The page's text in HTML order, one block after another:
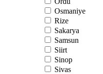
Osmaniye
Rize
Sakarya
Samsun
Siirt
Sinop
Sivas